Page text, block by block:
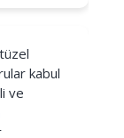
kabul
ve